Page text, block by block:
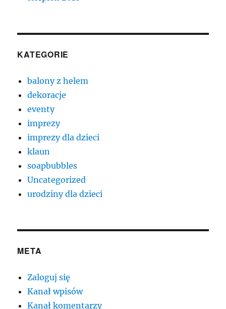
KATEGORIE
balony z helem
dekoracje
eventy
imprezy
imprezy dla dzieci
klaun
soapbubbles
Uncategorized
urodziny dla dzieci
META
Zaloguj się
Kanał wpisów
Kanał komentarzy